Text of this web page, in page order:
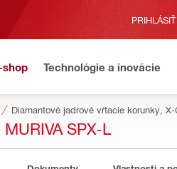
shop Technológie a inovácie
Diamantové jadrové vŕtacie korunky,
SPX-L